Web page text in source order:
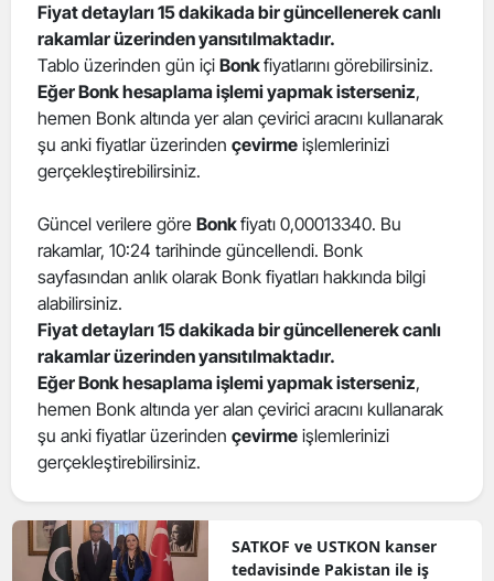
Fiyat detayları 15 dakikada bir güncellenerek canlı
rakamlar üzerinden yansıtılmaktadır.
Tablo üzerinden gün içi Bonkfiyatlarını görebilirsiniz.
Eğer Bonk hesaplama işlemi yapmak isterseniz,
hemen Bonk altında yer alan çevirici aracını kullanarak
şu anki fiyatlar üzerinden çevirme işlemlerinizi
gerçekleştirebilirsiniz.
Güncel verilere göre Bonkfiyatı 0,00013340. Bu
rakamlar, 10:24 tarihinde güncellendi. Bonk
sayfasından anlık olarak Bonk fiyatları hakkında bilgi
alabilirsiniz.
Fiyat detayları 15 dakikada bir güncellenerek canlı
rakamlar üzerinden yansıtılmaktadır.
Eğer Bonk hesaplama işlemi yapmak isterseniz,
hemen Bonk altında yer alan çevirici aracını kullanarak
şu anki fiyatlar üzerinden çevirme işlemlerinizi
gerçekleştirebilirsiniz.
SATKOF ve USTKON kanser
tedavisinde Pakistan ile iş